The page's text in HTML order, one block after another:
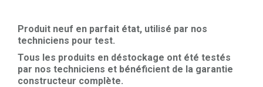
cuivre
Câble RJ45 Cat.5 UTP 305 mètres Dahua PFM920I-5EUN
Câble HDMI 2.0 High Speed 4K 10 mètres
Câble HDMI 2.0 amplifié 20 mètres Ultra HD 4K
Produit neuf en parfait état, utilisé par nos
techniciens pour test.
Tous les produits en déstockage ont été testés
par nos techniciens et bénéficient de la garantie
constructeur complète.